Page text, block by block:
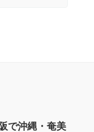
で沖縄・奄美